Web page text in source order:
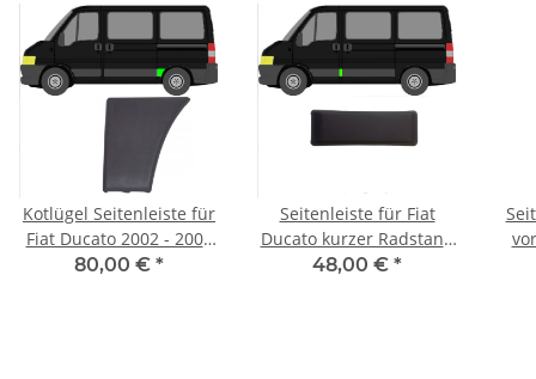
Kotlügel Seitenleiste für
Fiat Ducato 2002 - 2006
links
80,00 € *
Seitenleiste für Fiat
Ducato kurzer Radstand
2002 - 2006 links
48,00 € *